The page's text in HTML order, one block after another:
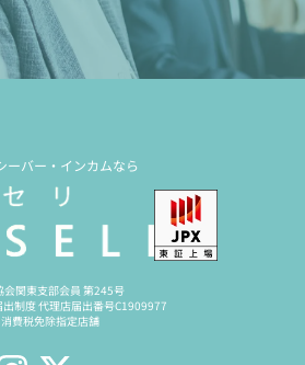
ーバー・インカムなら
会関東支部会員 第245号
制度 代理店届出番号C1909977
費税免除指定店舗